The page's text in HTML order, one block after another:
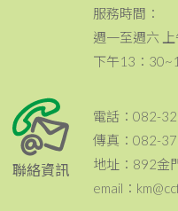
服務時間：
週一至週六
下午13：
聯絡資訊
電話：082-
傳真：082-
地址：892金
email：